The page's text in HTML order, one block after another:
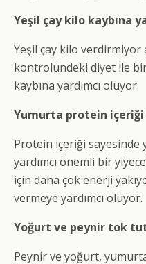
Yeşil çay kilo kaybına
Yeşil çay kilo
kontrolündeki diyet ile
kaybına yardımcı oluyor.
Yumurta protein içeriği
Protein içeriği sayesinde
yardımcı önemli bir
için daha çok enerji
vermeye yardımcı oluyor.
Yoğurt ve peynir tok
Peynir ve yoğurt,